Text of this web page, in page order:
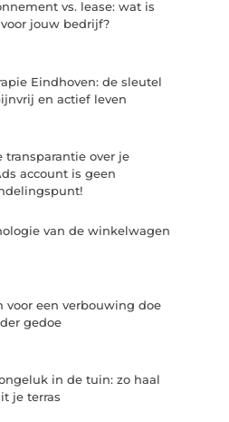
vs. lease: wat is
jouw bedrijf?
Eindhoven: de sleutel
en actief leven
transparantie over je
account is geen
van de winkelwagen
voor een verbouwing doe
gedoe
in de tuin: zo haal
je terras